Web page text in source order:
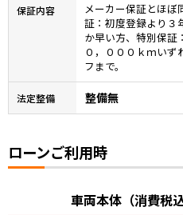
保証内容
メーカー保証とほぼ
証：初度登録より３
か早い方、特別保証
０，０００ｋｍい
フまで。
法定整備 整備無
ローンご利用時
車両本体（消費税